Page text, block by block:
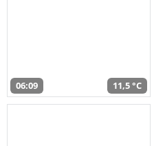
06:09 11,5 °C